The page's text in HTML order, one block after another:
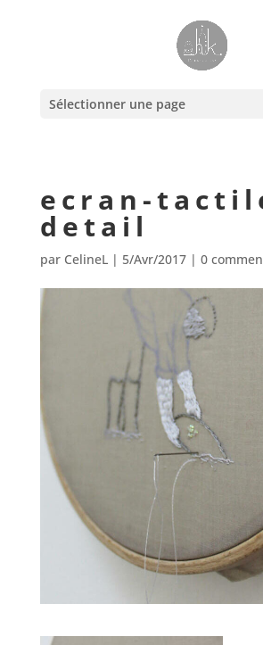
Sélectionner une page
ecran-
detail
par CelineL| 5/Avr/2017| 0